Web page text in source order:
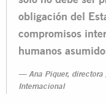
obligación del
compromisos
humanos
Ana Piquer,
Internacional